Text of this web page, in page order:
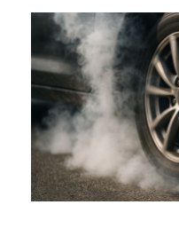
Puls Magazin